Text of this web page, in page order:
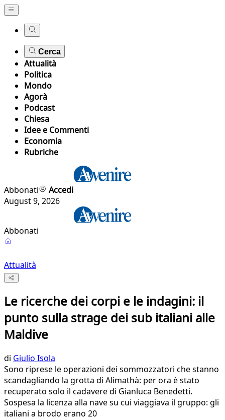
Cerca
Attualità
Politica
Mondo
Agorà
Podcast
Chiesa
Idee e Commenti
Economia
Rubriche
Abbonati
Accedi
August 9, 2026
Abbonati
Attualità
Le ricerche dei corpi e le indagini: il
punto sulla strage dei sub italiani alle
Maldive
di Giulio Isola
Sono riprese le operazioni dei sommozzatori che stanno
scandagliando la grotta di Alimathà: per ora è stato
recuperato solo il cadavere di Gianluca Benedetti.
Sospesa la licenza alla nave su cui viaggiava il gruppo: gli
italiani a brodo erano 20